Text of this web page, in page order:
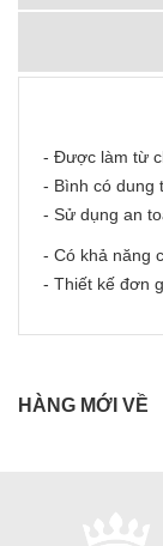
- Được làm từ
- Bình có dung
- Sử dụng an
- Có khả năng
- Thiết kế đơn
HÀNG MỚI VỀ